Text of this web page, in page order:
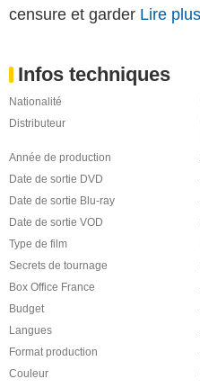
censure et garder Lire plus
Infos techniques
Nationalité
Distributeur
Année de production
Date de sortie DVD
Date de sortie Blu-ray
Date de sortie VOD
Type de film
Secrets de tournage
Box Office France
Budget
Langues
Format production
Couleur